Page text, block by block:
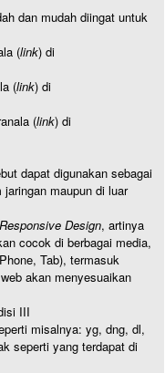
dan mudah diingat untuk
(link) di
(link) di
(link) di
dapat digunakan sebagai
maupun di luar
Responsive Design, artinya
cocok di berbagai media,
Tab), termasuk
akan menyesuaikan
III
misalnya: yg, dng, dl,
seperti yang terdapat di